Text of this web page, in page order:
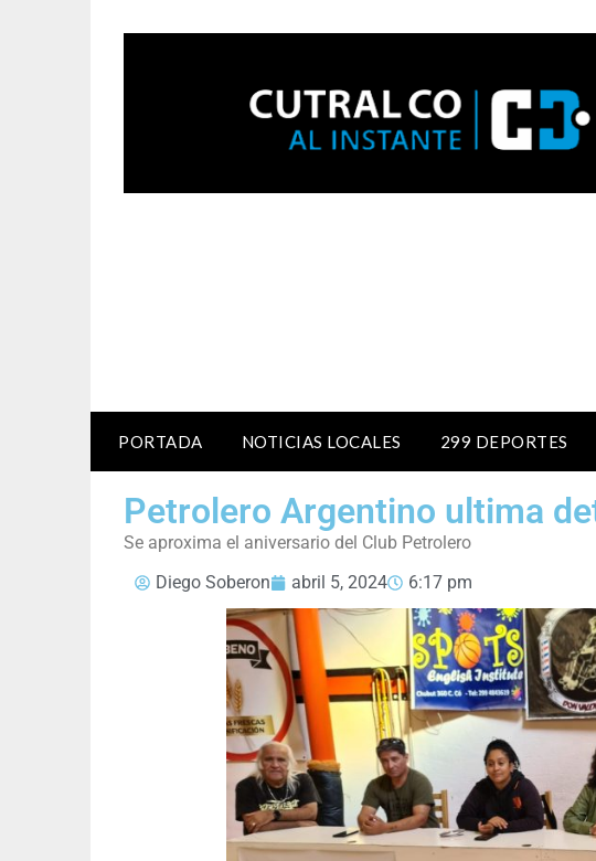
PORTADA NOTICIAS LOCALES 299 DEPORTES
Petrolero Argentino ultima
Se aproxima el aniversario del Club Petrolero
Diego Soberon
abril 5, 2024 6:17 pm